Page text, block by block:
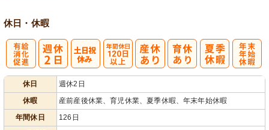
休日・休暇
休日
週休2日
休暇
産前産後休業、育児休業、夏季休暇、年末年始休暇
年間休日
126日